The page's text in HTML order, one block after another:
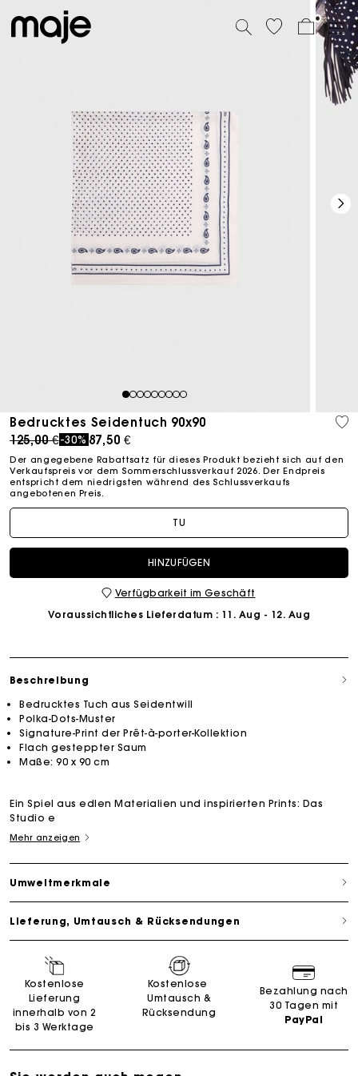
123456789
Bedrucktes Seidentuch 90x90
Price reduced from
125,00 €to
-30% 87,50 €
Der angegebene Rabattsatz für dieses Produkt bezieht sich auf den
Verkaufspreis vor dem Sommerschlussverkauf 2026. Der Endpreis
entspricht dem niedrigsten während des Schlussverkaufs
angebotenen Preis.
TU
HINZUFÜGEN
Verfügbarkeit im Geschäft
Voraussichtliches Lieferdatum : 11. Aug - 12. Aug
Beschreibung
Bedrucktes Tuch aus Seidentwill
Polka-Dots-Muster
Signature-Print der Prêt-à-porter-Kollektion
Flach gesteppter Saum
Maße: 90 x 90 cm
Ein Spiel aus edlen Materialien und inspirierten Prints: Das
Studio e
Mehr anzeigen
Umweltmerkmale
Lieferung, Umtausch & Rücksendungen
Kostenlose
Lieferung
innerhalb von 2
bis 3 Werktage
Kostenlose
Umtausch &
Rücksendung
Bezahlung nach
30 Tagen mit
PayPal